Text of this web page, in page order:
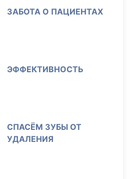
ЗАБОТА О ПАЦИЕНТАХ
ЭФФЕКТИВНОСТЬ
СПАСЁМ ЗУБЫ ОТ
УДАЛЕНИЯ